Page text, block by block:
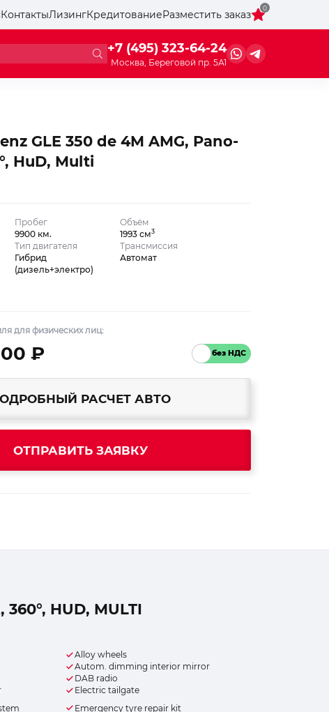
КонтактыЛизингКредитованиеРазместить заказ
0
+7 (495) 323-64-24
Москва, Береговой пр. 5А1
GLE 350 de 4M AMG, Pano-
HuD, Multi
Пробег
9900 км.
Объём
1993 см3
Тип двигателя
Гибрид
(дизель+электро)
Трансмиссия
Автомат
для физических лиц:
₽
РАСЧЕТ АВТО
ОТПРАВИТЬ ЗАЯВКУ
HUD, MULTI
Alloy wheels
Autom. dimming interior mirror
DAB radio
Electric tailgate
Emergency tyre repair kit